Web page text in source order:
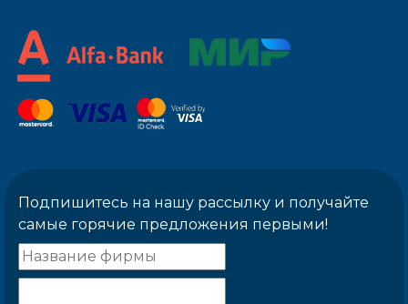
Подпишитесь на нашу рассылку и получайте
самые горячие предложения первыми!